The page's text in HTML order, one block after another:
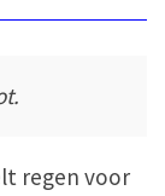
regen voor